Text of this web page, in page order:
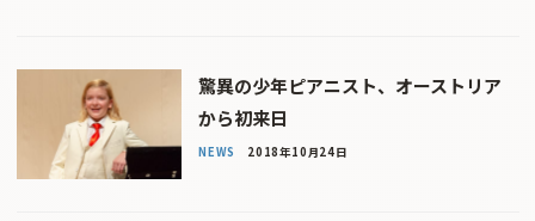
驚異の少年ピアニスト、オーストリア
から初来日
NEWS 2018年10月24日